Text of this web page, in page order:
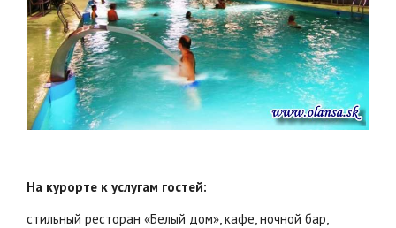
На курорте к услугам гостей:
стильный ресторан «Белый дом», кафе, ночной бар,